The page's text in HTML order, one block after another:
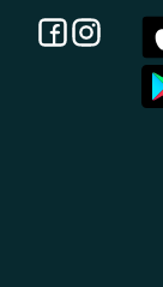
Facebook